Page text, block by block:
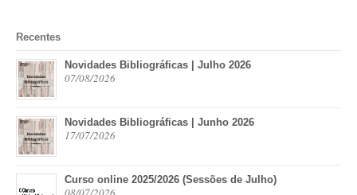
Recentes
Novidades Bibliográficas | Julho 2026
07/08/2026
Novidades Bibliográficas | Junho 2026
17/07/2026
Curso online 2025/2026 (Sessões de Julho)